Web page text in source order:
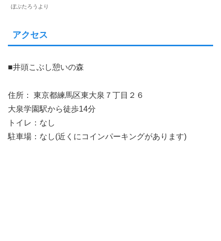
ぼぶたろうより
アクセス
■井頭こぶし憩いの森
住所： 東京都練馬区東大泉７丁目２６
大泉学園駅から徒歩14分
トイレ：なし
駐車場：なし(近くにコインパーキングがあります)